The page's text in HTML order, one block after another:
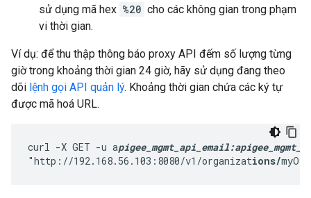
sử dụng mã hex %20 cho các không gian trong phạm
vi thời gian.
Ví dụ: để thu thập thông báo proxy API đếm số lượng từng
giờ trong khoảng thời gian 24 giờ, hãy sử dụng đang theo
dõi lệnh gọi API quản lý. Khoảng thời gian chứa các ký tự
được mã hoá URL.
curl -X GET -u a
"http://192.168.56.103:8080/v1/organizations/